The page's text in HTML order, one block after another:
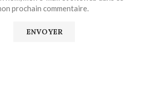
prochain commentaire.